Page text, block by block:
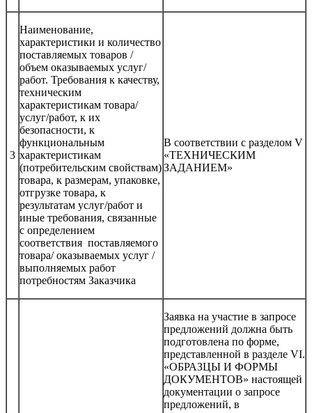
3
Наименование,
характеристики и количество
поставляемых товаров /
объем оказываемых услуг/
работ. Требования к качеству,
техническим
характеристикам товара/
услуг/работ, к их
безопасности, к
функциональным
характеристикам
(потребительским свойствам)
товара, к размерам, упаковке,
отгрузке товара, к
результатам услуг/работ и
иные требования, связанные
с определением
соответствия поставляемого
товара/ оказываемых услуг /
выполняемых работ
потребностям Заказчика
В соответствии с разделом V
«ТЕХНИЧЕСКИМ
ЗАДАНИЕМ»
Заявка на участие в запросе
предложений должна быть
подготовлена по форме,
представленной в разделе VI.
«ОБРАЗЦЫ И ФОРМЫ
ДОКУМЕНТОВ» настоящей
документации о запросе
предложений, в